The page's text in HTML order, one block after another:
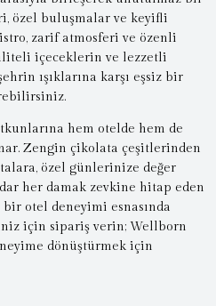
özel buluşmalar ve keyifli
zarif atmosferi ve özenli
içeceklerin ve lezzetli
ışıklarına karşı eşsiz bir
hem otelde hem de
Zengin çikolata çeşitlerinden
özel günlerinize değer
her damak zevkine hitap eden
otel deneyimi esnasında
için sipariş verin; Wellborn
dönüştürmek için